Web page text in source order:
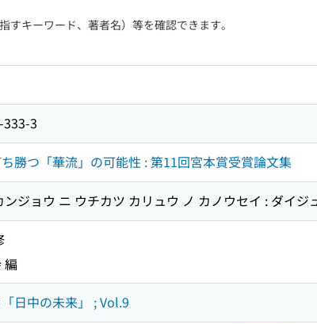
キーワード、著者名）等を確認できます。
3
勝つ「華流」の可能性 : 第11回宮本賞受賞論文集
ンジョウ ニ ウチカツ カリュウ ノ カノウセイ : ダイ
編
日中の未来」 ; Vol.9